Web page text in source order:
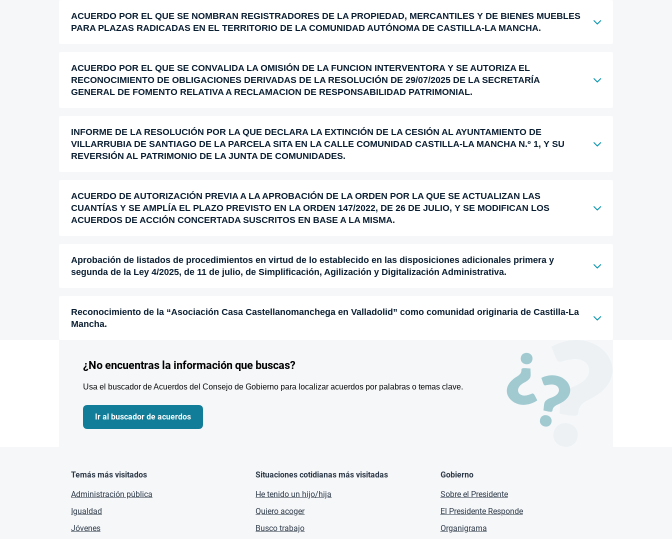
ACUERDO POR EL QUE SE NOMBRAN REGISTRADORES DE LA PROPIEDAD, MERCANTILES Y DE BIENES MUEBLES
PARA PLAZAS RADICADAS EN EL TERRITORIO DE LA COMUNIDAD AUTÓNOMA DE CASTILLA-LA MANCHA.
ACUERDO POR EL QUE SE CONVALIDA LA OMISIÓN DE LA FUNCION INTERVENTORA Y SE AUTORIZA EL
RECONOCIMIENTO DE OBLIGACIONES DERIVADAS DE LA RESOLUCIÓN DE 29/07/2025 DE LA SECRETARÍA
GENERAL DE FOMENTO RELATIVA A RECLAMACION DE RESPONSABILIDAD PATRIMONIAL.
INFORME DE LA RESOLUCIÓN POR LA QUE DECLARA LA EXTINCIÓN DE LA CESIÓN AL AYUNTAMIENTO DE
VILLARRUBIA DE SANTIAGO DE LA PARCELA SITA EN LA CALLE COMUNIDAD CASTILLA-LA MANCHA N.º 1, Y SU
REVERSIÓN AL PATRIMONIO DE LA JUNTA DE COMUNIDADES.
ACUERDO DE AUTORIZACIÓN PREVIA A LA APROBACIÓN DE LA ORDEN POR LA QUE SE ACTUALIZAN LAS
CUANTÍAS Y SE AMPLÍA EL PLAZO PREVISTO EN LA ORDEN 147/2022, DE 26 DE JULIO, Y SE MODIFICAN LOS
ACUERDOS DE ACCIÓN CONCERTADA SUSCRITOS EN BASE A LA MISMA.
Aprobación de listados de procedimientos en virtud de lo establecido en las disposiciones adicionales primera y
segunda de la Ley 4/2025, de 11 de julio, de Simplificación, Agilización y Digitalización Administrativa.
Reconocimiento de la “Asociación Casa Castellanomanchega en Valladolid” como comunidad originaria de Castilla-La
Mancha.
¿No encuentras la información que buscas?
Usa el buscador de Acuerdos del Consejo de Gobierno para localizar acuerdos por palabras o temas clave.
Ir al buscador de acuerdos
Temás más visitados
Administración pública
Igualdad
Jóvenes
Situaciones cotidianas más visitadas
He tenido un hijo/hija
Quiero acoger
Busco trabajo
Gobierno
Sobre el Presidente
El Presidente Responde
Organigrama